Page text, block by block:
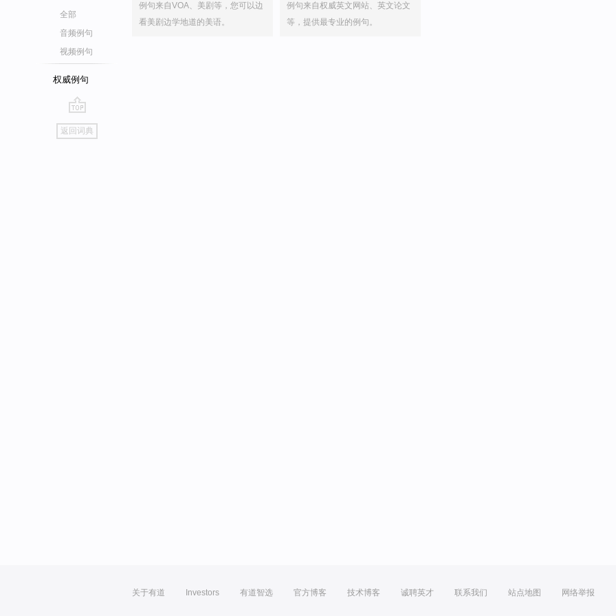
全部
音频例句
视频例句
权威例句
go
top
返回词典
例句来自VOA、美剧等，您可以边
看美剧边学地道的美语。
例句来自权威英文网站、英文论文
等，提供最专业的例句。
关于有道 Investors 有道智选 官方博客 技术博客 诚聘英才 联系我们 站点地图 网络举报